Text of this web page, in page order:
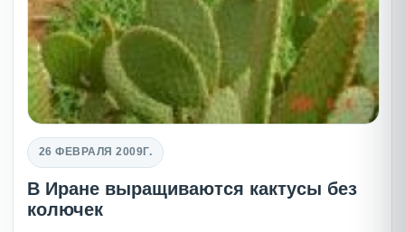
26 ФЕВРАЛЯ 2009Г.
В Иране выращиваются кактусы без
колючек